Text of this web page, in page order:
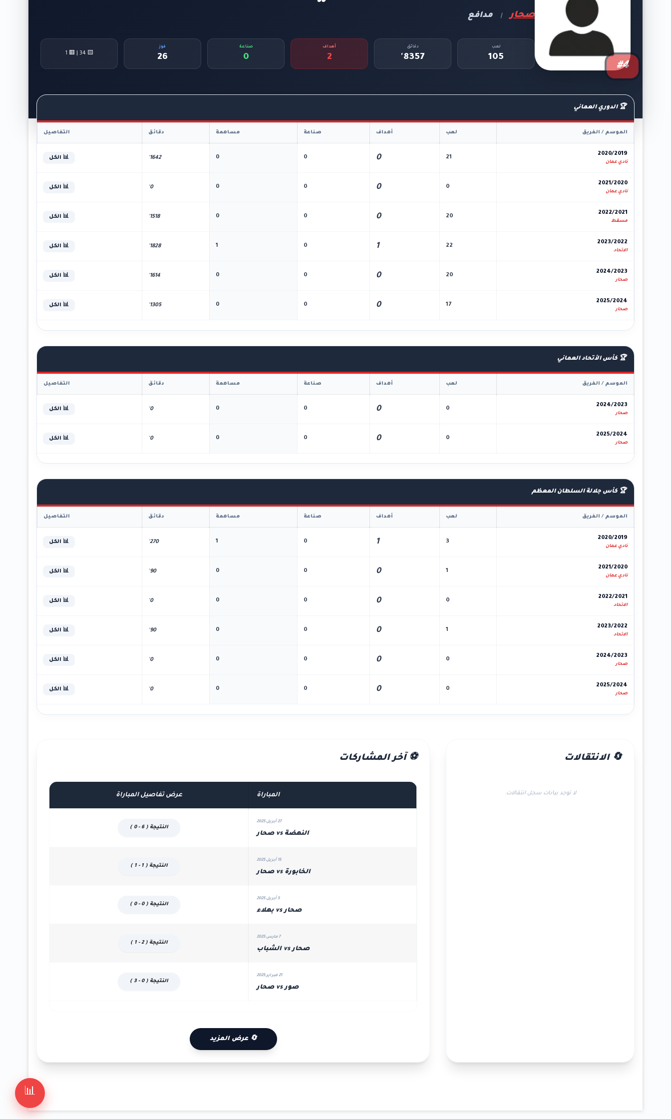
📊
#4
صحار | مدافع
لعب
105
دقائق
8357'
أهداف
2
صناعة
0
فوز
26
🟨 34 | 🟥 1
🏆 الدوري العماني
الموسم / الفريق لعب أهداف صناعة مساهمة دقائق التفاصيل
2020/2019
نادي عمان
21
0
0
0
1642' 📊 الكل
2021/2020
نادي عمان
0
0
0
0
0' 📊 الكل
2022/2021
مسقط
20
0
0
0
1518' 📊 الكل
2023/2022
الاتحاد
22
1
0
1
1828' 📊 الكل
2024/2023
صحار
20
0
0
0
1614' 📊 الكل
2025/2024
صحار
17
0
0
0
1305' 📊 الكل
🏆 كأس الأتحاد العماني
الموسم / الفريق لعب أهداف صناعة مساهمة دقائق التفاصيل
2024/2023
صحار
0
0
0
0
0' 📊 الكل
2025/2024
صحار
0
0
0
0
0' 📊 الكل
🏆 كأس جلالة السلطان المعظم
الموسم / الفريق لعب أهداف صناعة مساهمة دقائق التفاصيل
2020/2019
نادي عمان
3
1
0
1
270' 📊 الكل
2021/2020
نادي عمان
1
0
0
0
90' 📊 الكل
2022/2021
الاتحاد
0
0
0
0
0' 📊 الكل
2023/2022
الاتحاد
1
0
0
0
90' 📊 الكل
2024/2023
صحار
0
0
0
0
0' 📊 الكل
2025/2024
صحار
0
0
0
0
0' 📊 الكل
🔄 الانتقالات
لا توجد بيانات سجل انتقالات.
⚽ آخر المشاركات
المباراة عرض تفاصيل المباراة
27 أبريل 2025
النهضة vs صحار
النتيجة ( 6 - 0 )
15 أبريل 2025
الخابورة vs صحار
النتيجة ( 1 - 1 )
5 أبريل 2025
صحار vs بهلاء
النتيجة ( 0 - 0 )
7 مارس 2025
صحار vs الشباب
النتيجة ( 2 - 1 )
21 فبراير 2025
صور vs صحار
النتيجة ( 0 - 3 )
🔄 عرض المزيد